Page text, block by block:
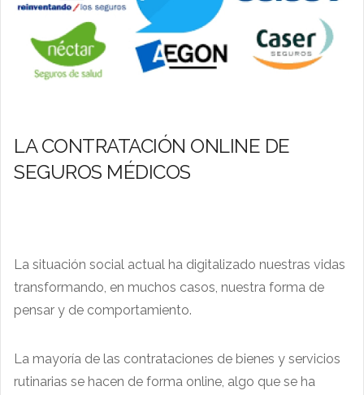
LA CONTRATACIÓN ONLINE DE
SEGUROS MÉDICOS
La situación social actual ha digitalizado nuestras vidas
transformando, en muchos casos, nuestra forma de
pensar y de comportamiento.
La mayoría de las contrataciones de bienes y servicios
rutinarias se hacen de forma online, algo que se ha